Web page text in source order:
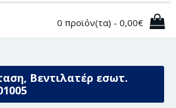
0 προϊόν(τα) - 0,00€
Βεντιλατέρ εσωτ.